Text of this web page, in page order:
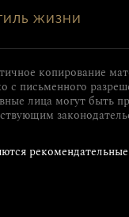
ЖИЗНИ
копирование
с письменного
лица могут быть